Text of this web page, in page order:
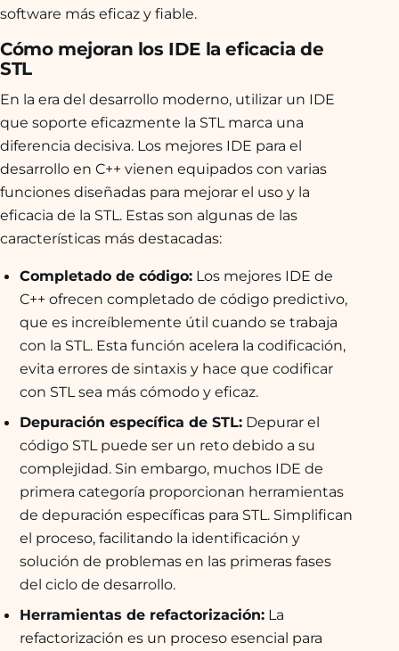
software más eficaz y fiable.
Cómo mejoran los IDE la eficacia de
STL
En la era del desarrollo moderno, utilizar un IDE
que soporte eficazmente la STL marca una
diferencia decisiva. Los mejores IDE para el
desarrollo en C++ vienen equipados con varias
funciones diseñadas para mejorar el uso y la
eficacia de la STL. Estas son algunas de las
características más destacadas:
Completado de código:Los mejores IDE de
C++ ofrecen completado de código predictivo,
que es increíblemente útil cuando se trabaja
con la STL. Esta función acelera la codificación,
evita errores de sintaxis y hace que codificar
con STL sea más cómodo y eficaz.
Depuración específica de STL:Depurar el
código STL puede ser un reto debido a su
complejidad. Sin embargo, muchos IDE de
primera categoría proporcionan herramientas
de depuración específicas para STL. Simplifican
el proceso, facilitando la identificación y
solución de problemas en las primeras fases
del ciclo de desarrollo.
Herramientas de refactorización:La
refactorización es un proceso esencial para